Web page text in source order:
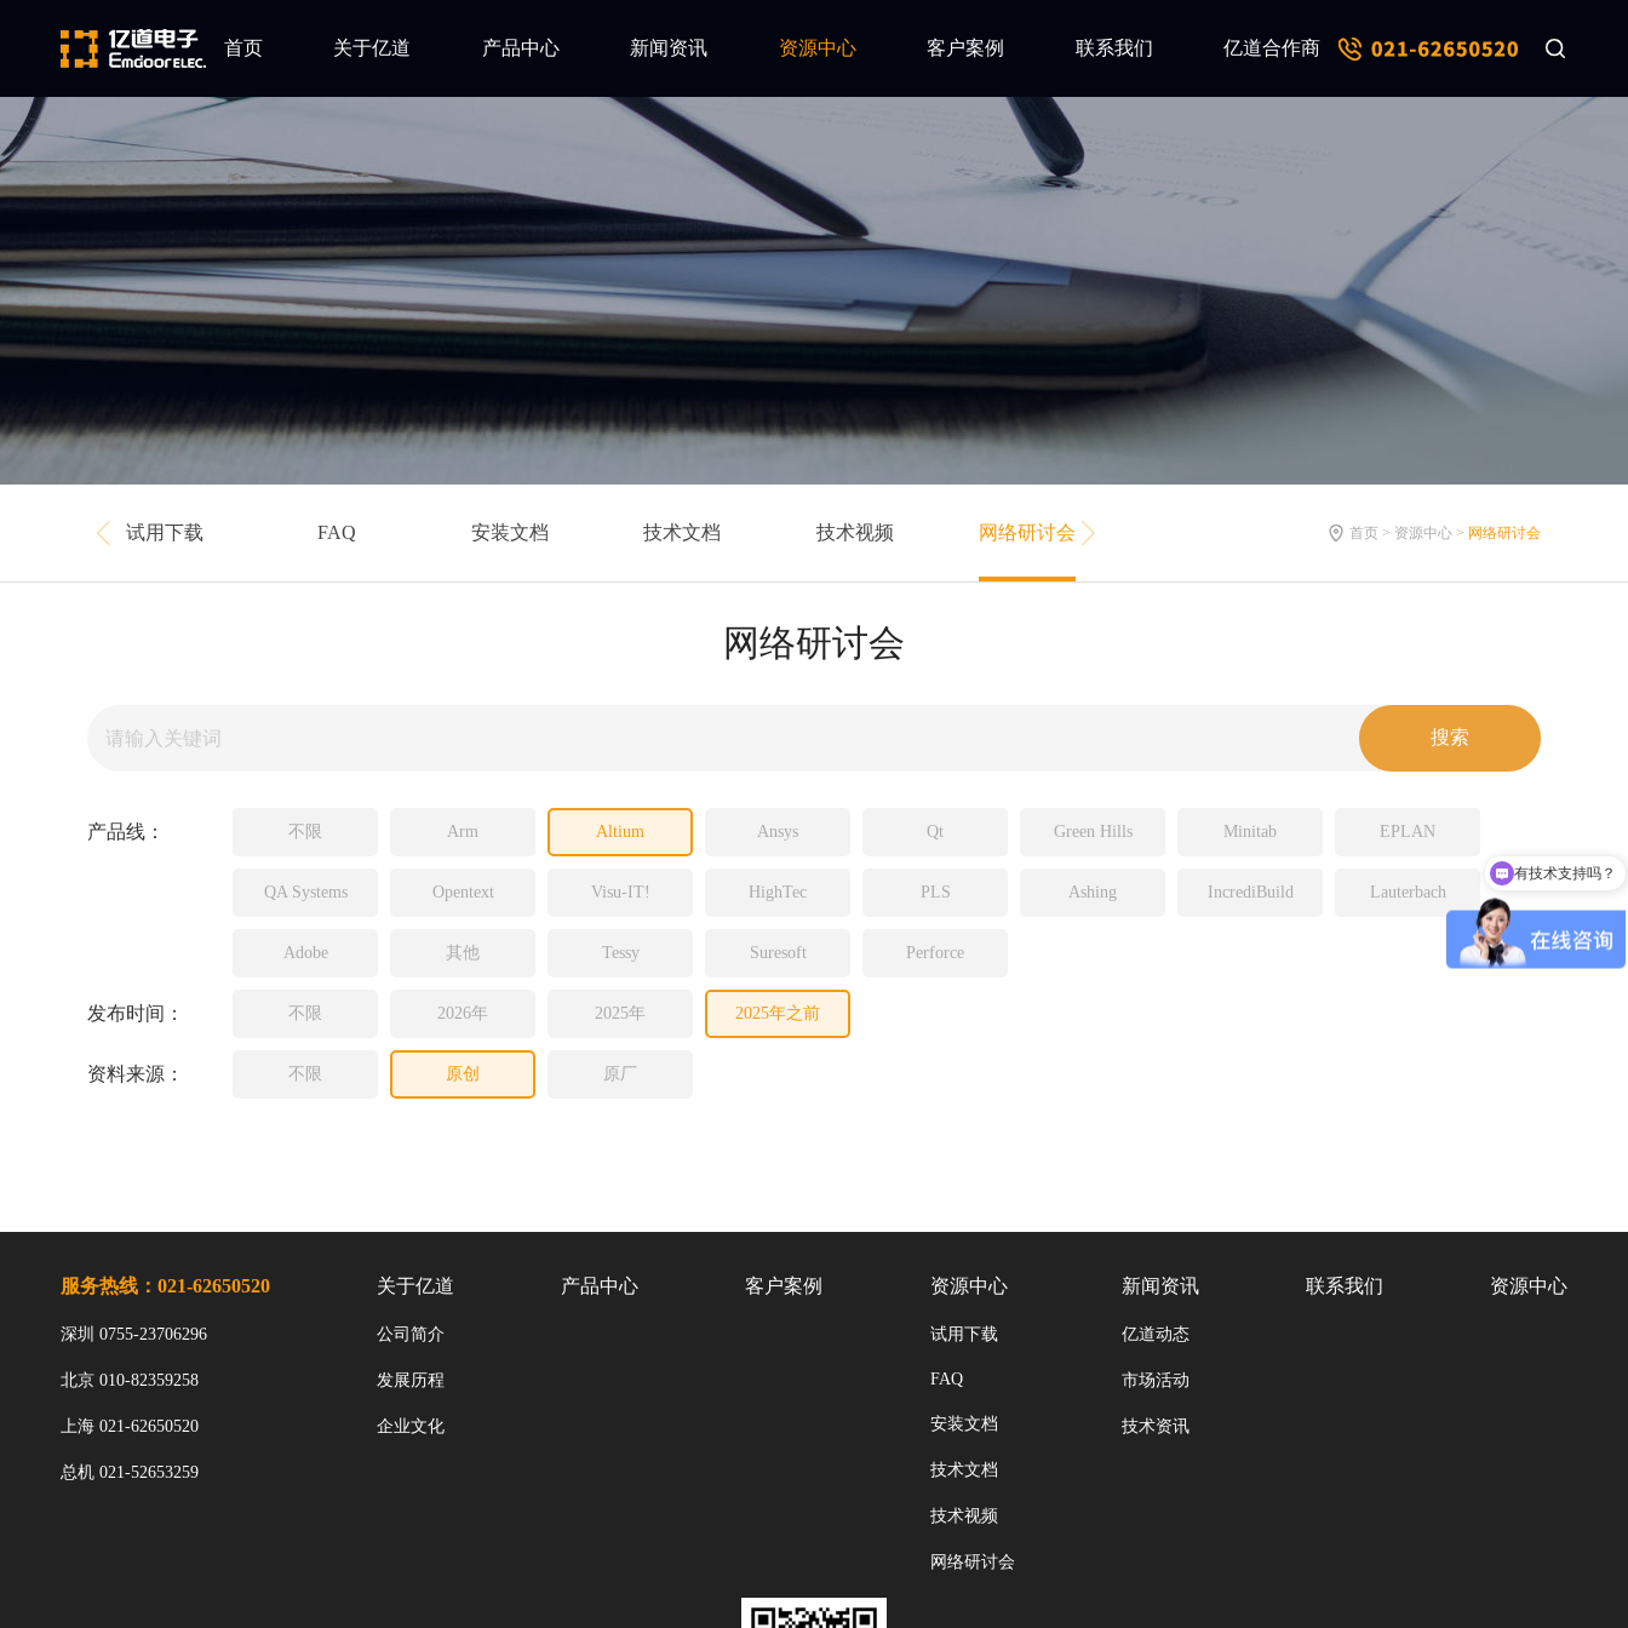
首页 关于亿道
企业文化
产品中心
Ansys
Qt
Green Hills
Minitab
Visu-IT
Source Insight
Incredibuild
新闻资讯
亿道动态
市场活动
资源中心
安装文档
技术文档
网络研讨会
客户案例 联系我们 亿道合作商
试用下载 FAQ 安装文档 技术文档 技术视频 网络研讨会 首页 > 资源中心 > 网络研讨会
网络研讨会
产品线： 不限 Arm Altium Ansys Qt Green Hills Minitab EPLAN
QA Systems Opentext Visu-IT! HighTec PLS Ashing IncrediBuild Lauterbach
Adobe 其他 Tessy Suresoft Perforce
发布时间： 不限 2026年 2025年 2025年之前
资料来源： 不限 原创 原厂
服务热线：021-62650520
深圳 0755-23706296
北京 010-82359258
上海 021-62650520
总机 021-52653259
关于亿道
公司简介
发展历程
企业文化
产品中心 客户案例 资源中心
试用下载
FAQ
安装文档
技术文档
技术视频
网络研讨会
新闻资讯
亿道动态
市场活动
技术资讯
联系我们 资源中心
可以介绍下你们的产品么